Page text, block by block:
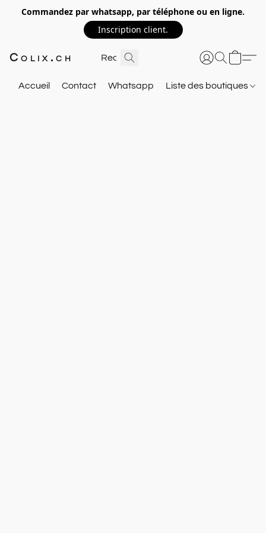
Commandez par whatsapp, par téléphone ou en ligne.
Inscription client.
Colix.ch
Accueil Contact Whatsapp Liste des boutiques